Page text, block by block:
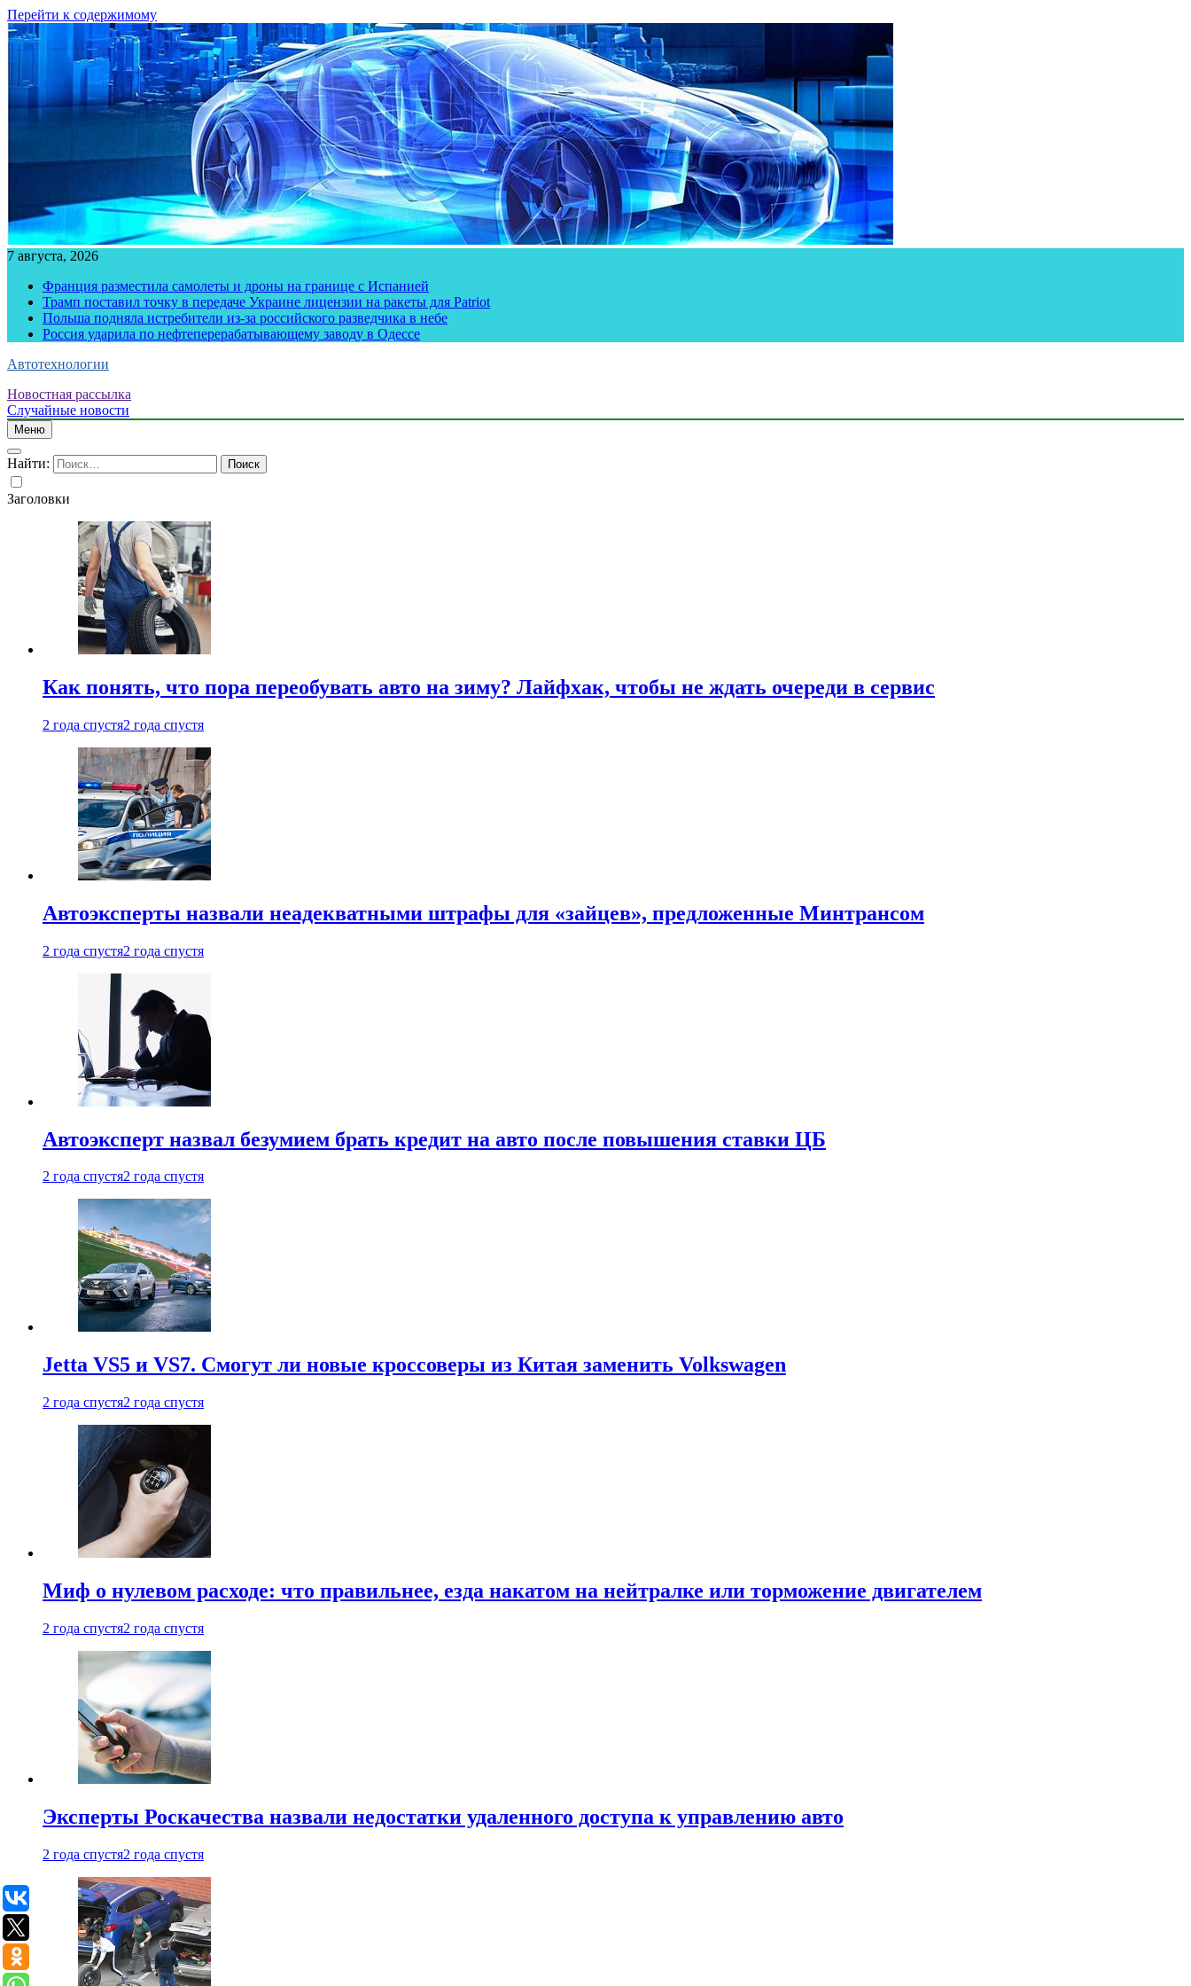
Перейти к содержимому
7 августа, 2026
Франция разместила самолеты и дроны на границе с Испанией
Трамп поставил точку в передаче Украине лицензии на ракеты для Patriot
Польша подняла истребители из-за российского разведчика в небе
Россия ударила по нефтеперерабатывающему заводу в Одессе
Автотехнологии
Новостная рассылка
Случайные новости
Меню
Найти:
Заголовки
Как понять, что пора переобувать авто на зиму? Лайфхак, чтобы не ждать очереди в сервис
2 года спустя2 года спустя
Автоэксперты назвали неадекватными штрафы для «зайцев», предложенные Минтрансом
2 года спустя2 года спустя
Автоэксперт назвал безумием брать кредит на авто после повышения ставки ЦБ
2 года спустя2 года спустя
Jetta VS5 и VS7. Смогут ли новые кроссоверы из Китая заменить Volkswagen
2 года спустя2 года спустя
Миф о нулевом расходе: что правильнее, езда накатом на нейтралке или торможение двигателем
2 года спустя2 года спустя
Эксперты Роскачества назвали недостатки удаленного доступа к управлению авто
2 года спустя2 года спустя